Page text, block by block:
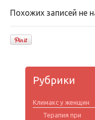
Похожих записей не
Рубрики
Климакс у женщин
Терапия при